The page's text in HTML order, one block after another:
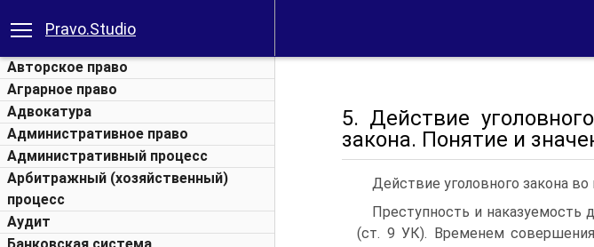
Pravo.Studio
Авторское право
Аграрное право
Адвокатура
Административное право
Административный процесс
Арбитражный (хозяйственный)
процесс
Аудит
5. Действие
закона. Понятие и
Действие уголовного закона
Преступность и наказуемость
(ст. 9 УК). Временем